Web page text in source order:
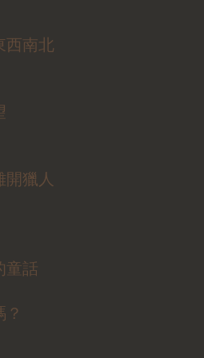
西南北
獵人
童話